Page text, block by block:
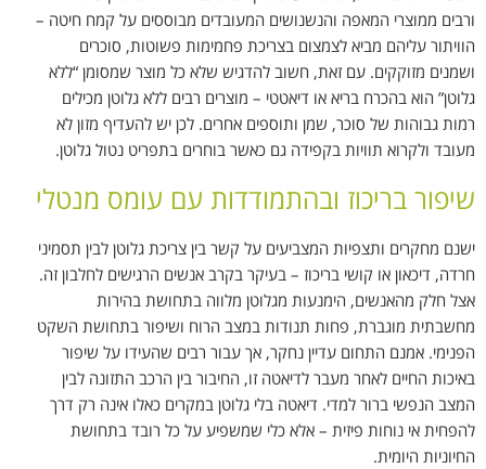
ורבים ממוצרי המאפה והנשנושים המעובדים מבוססים על קמח חיטה –
הוויתור עליהם מביא לצמצום בצריכת פחמימות פשוטות, סוכרים
ושמנים מזוקקים. עם זאת, חשוב להדגיש שלא כל מוצר שמסומן “ללא
גלוטן” הוא בהכרח בריא או דיאטטי – מוצרים רבים ללא גלוטן מכילים
רמות גבוהות של סוכר, שמן ותוספים אחרים. לכן יש להעדיף מזון לא
מעובד ולקרוא תוויות בקפידה גם כאשר בוחרים בתפריט נטול גלוטן.
שיפור בריכוז ובהתמודדות עם עומס מנטלי
ישנם מחקרים ותצפיות המצביעים על קשר בין צריכת גלוטן לבין תסמיני
חרדה, דיכאון או קושי בריכוז – בעיקר בקרב אנשים הרגישים לחלבון זה.
אצל חלק מהאנשים, הימנעות מגלוטן מלווה בתחושת בהירות
מחשבתית מוגברת, פחות תנודות במצב הרוח ושיפור בתחושת השקט
הפנימי. אמנם התחום עדיין נחקר, אך עבור רבים שהעידו על שיפור
באיכות החיים לאחר מעבר לדיאטה זו, החיבור בין הרכב התזונה לבין
המצב הנפשי ברור למדי. דיאטה בלי גלוטן במקרים כאלו אינה רק דרך
להפחית אי נוחות פיזית – אלא כלי שמשפיע על כל רובד בתחושת
החיוניות היומית.